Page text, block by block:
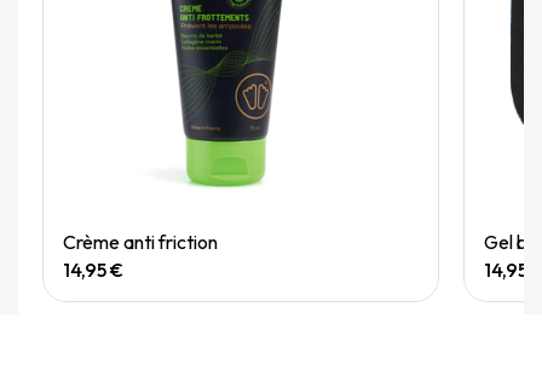
Quick View
Crème anti friction
14,95 €
Gel
14,95